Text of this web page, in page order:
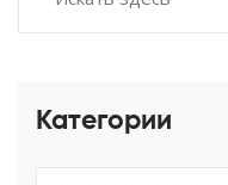
Категории